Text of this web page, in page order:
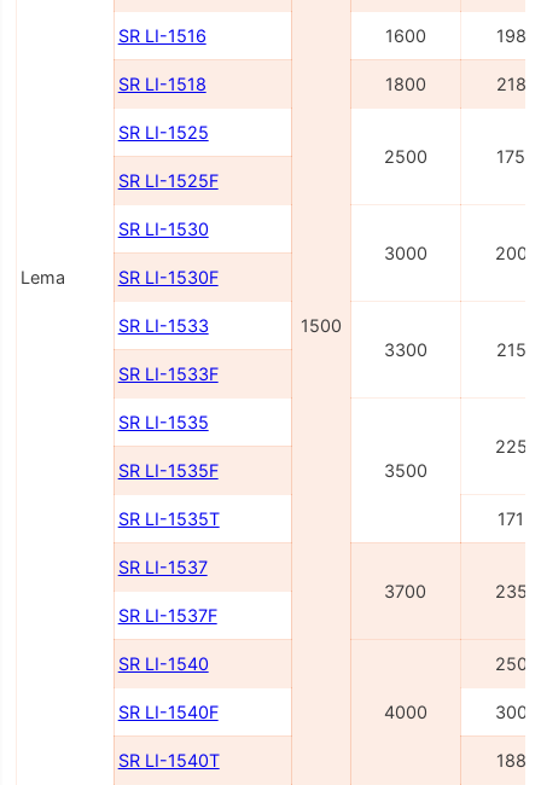
Lema
1500
SR LI-1516 1600 1980
SR LI-1518 1800 2180
SR LI-1525
2500
1750
SR LI-1525F
SR LI-1530
3000
2000
SR LI-1530F
SR LI-1533
3300
2150
SR LI-1533F
SR LI-1535
3500
2250
SR LI-1535F
SR LI-1535T 1715
SR LI-1537
3700
2350
SR LI-1537F
SR LI-1540
4000
2500
SR LI-1540F 3000
SR LI-1540Т 1885